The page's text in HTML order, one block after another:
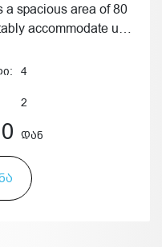
a spacious area of 80
accommodate u…
4
2
ᲓᲐᲜ